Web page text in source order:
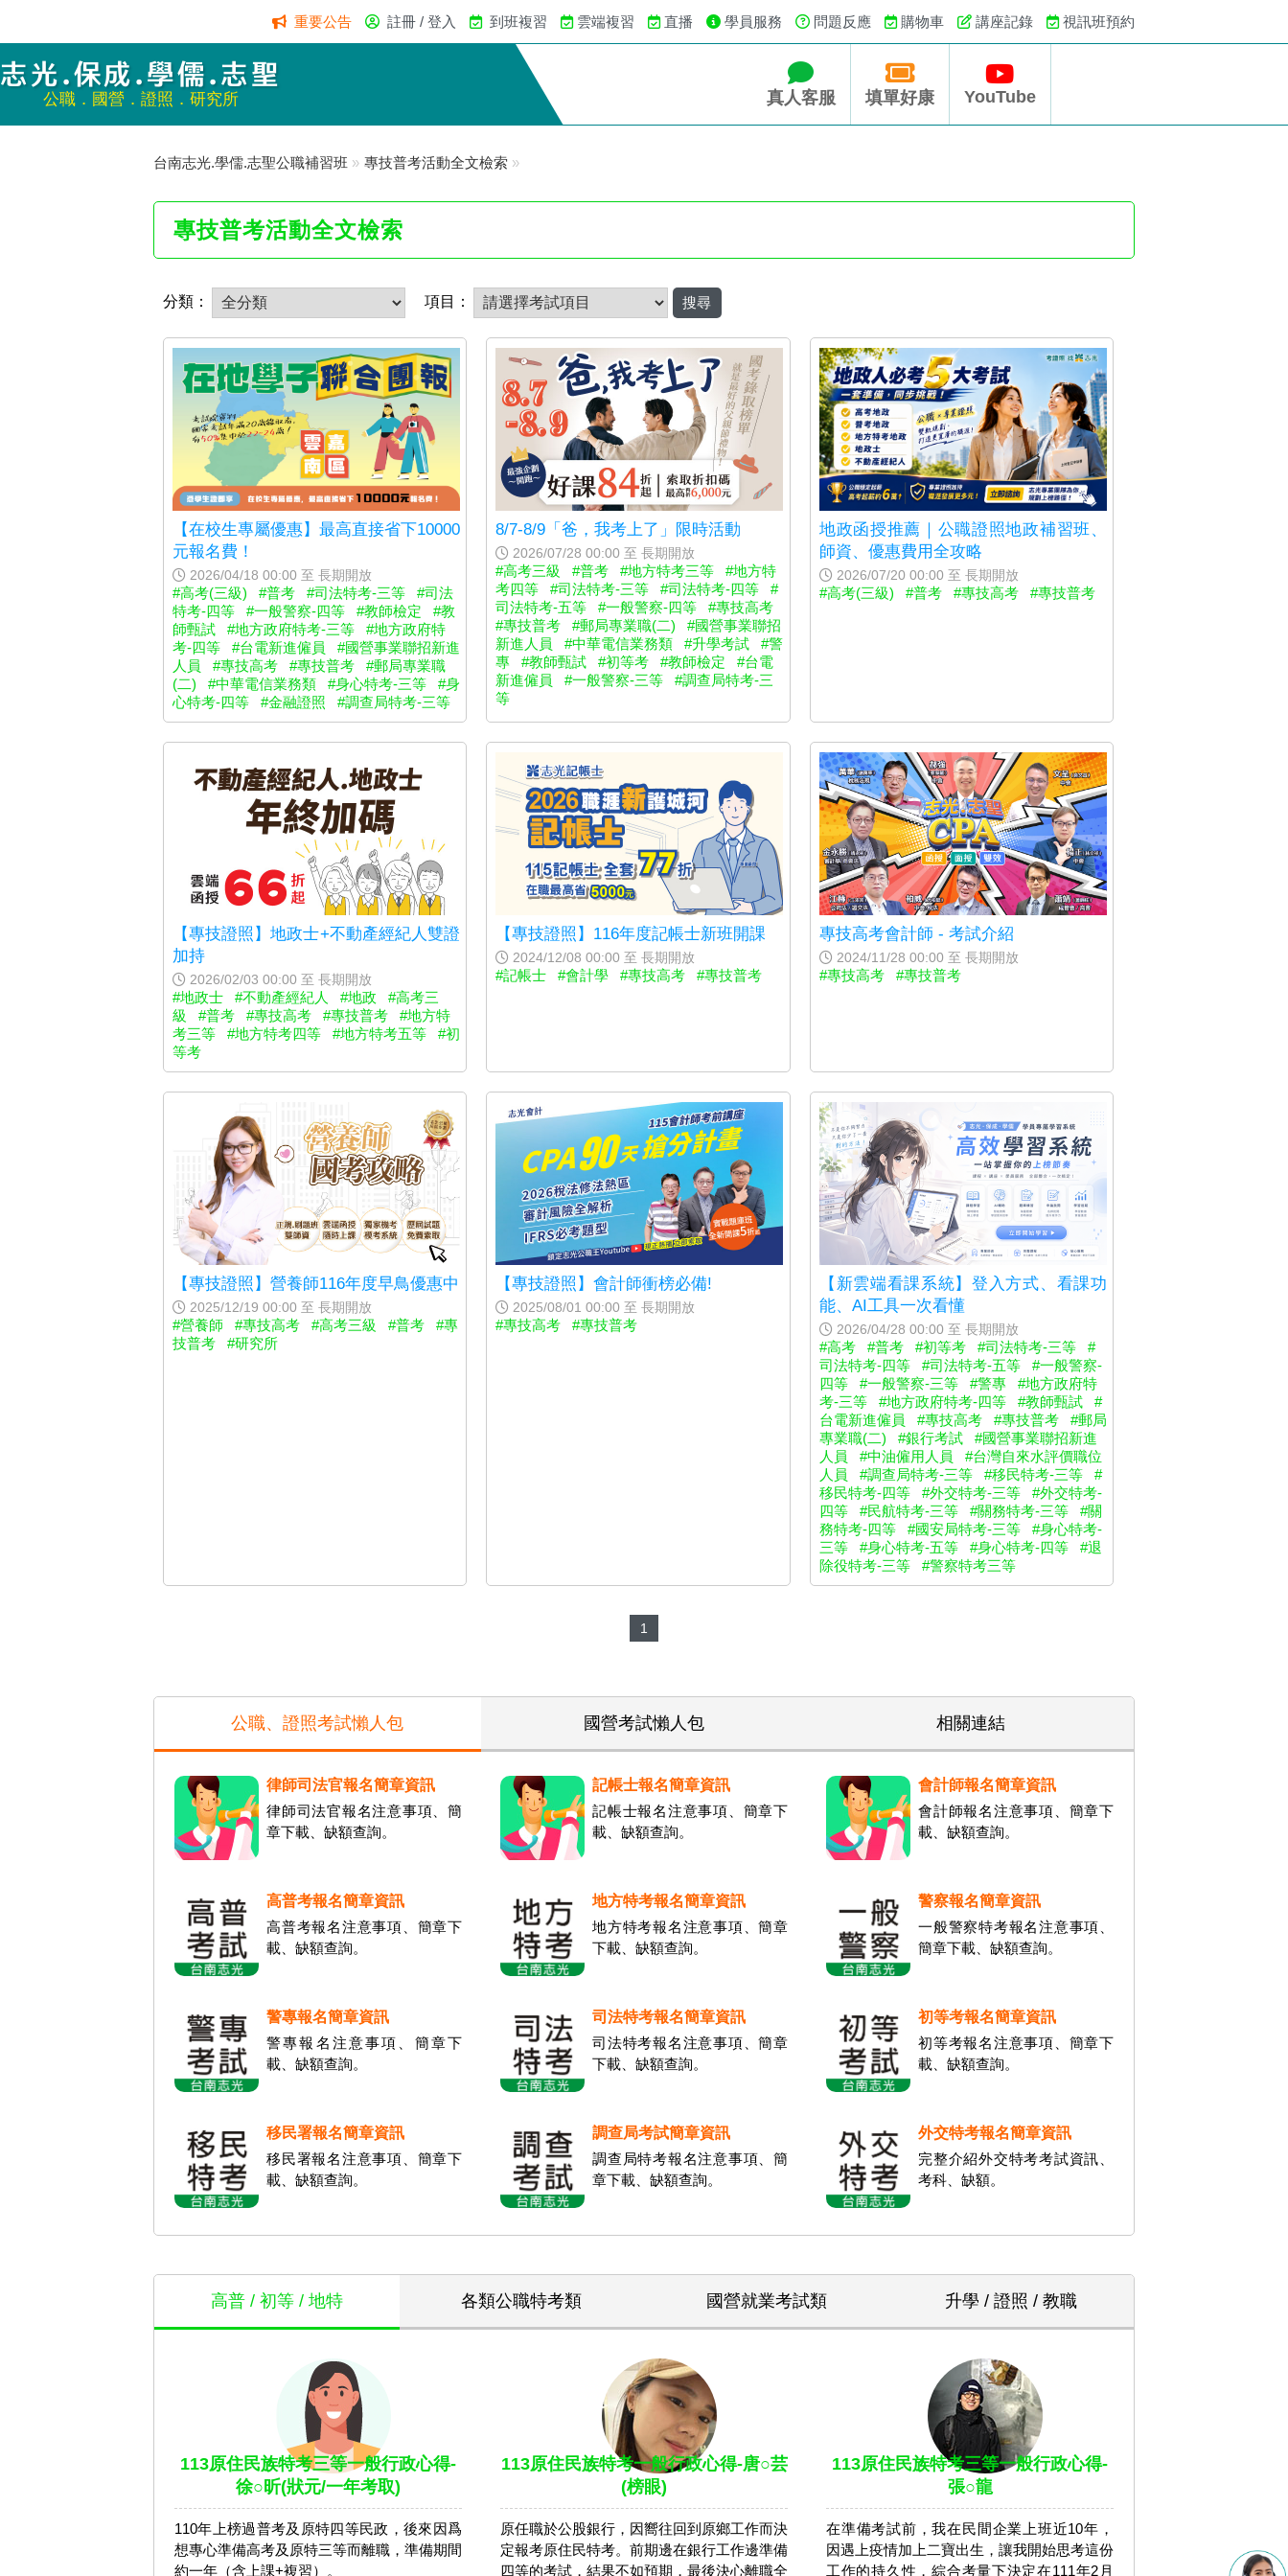
重要公告 註冊 / 登入 到班複習 雲端複習 直播 學員服務 問題反應 購物車 講座記錄 視訊班預約
志光.保成.學儒.志聖
公職．國營．證照．研究所 真人客服 填單好康 YouTube
台南志光.學儒.志聖公職補習班 » 專技普考活動全文檢索 »
專技普考活動全文檢索
分類： 項目：
【在校生專屬優惠】最高直接省下10000
元報名費！
2026/04/18 00:00 至 長期開放
#高考(三級) #普考 #司法特考-三等
#司法
特考-四等
#一般警察-四等 #教師檢定
#教
師甄試
#地方政府特考-三等
#地方政府特
考-四等
#台電新進僱員
#國營事業聯招新進
人員
#專技高考 #專技普考
#郵局專業職
(二)
#中華電信業務類 #身心特考-三等
#身
心特考-四等
#金融證照 #調查局特考-三等
8/7-8/9「爸，我考上了」限時活動
2026/07/28 00:00 至 長期開放
#高考三級 #普考 #地方特考三等
#地方特
考四等
#司法特考-三等 #司法特考-四等
#
司法特考-五等
#一般警察-四等
#專技高考
#專技普考
#郵局專業職(二)
#國營事業聯招
新進人員
#中華電信業務類 #升學考試
#警
專
#教師甄試 #初等考 #教師檢定
#台電
新進僱員
#一般警察-三等
#調查局特考-三
等
地政函授推薦｜公職證照地政補習班、
師資、優惠費用全攻略
2026/07/20 00:00 至 長期開放
#高考(三級) #普考 #專技高考 #專技普考
【專技證照】地政士+不動產經紀人雙證
加持
2026/02/03 00:00 至 長期開放
#地政士 #不動產經紀人 #地政
#高考三
級
#普考 #專技高考 #專技普考
#地方特
考三等
#地方特考四等 #地方特考五等
#初
等考
【專技證照】116年度記帳士新班開課
2024/12/08 00:00 至 長期開放
#記帳士 #會計學 #專技高考 #專技普考
專技高考會計師 - 考試介紹
2024/11/28 00:00 至 長期開放
#專技高考 #專技普考
【專技證照】營養師116年度早鳥優惠中
2025/12/19 00:00 至 長期開放
#營養師 #專技高考 #高考三級 #普考
#專
技普考
#研究所
【專技證照】會計師衝榜必備!
2025/08/01 00:00 至 長期開放
#專技高考 #專技普考
【新雲端看課系統】登入方式、看課功
能、AI工具一次看懂
2026/04/28 00:00 至 長期開放
#高考 #普考 #初等考 #司法特考-三等
#
司法特考-四等
#司法特考-五等
#一般警察-
四等
#一般警察-三等 #警專
#地方政府特
考-三等
#地方政府特考-四等 #教師甄試
#
台電新進僱員
#專技高考 #專技普考
#郵局
專業職(二)
#銀行考試
#國營事業聯招新進
人員
#中油僱用人員
#台灣自來水評價職位
人員
#調查局特考-三等 #移民特考-三等
#
移民特考-四等
#外交特考-三等
#外交特考-
四等
#民航特考-三等 #關務特考-三等
#關
務特考-四等
#國安局特考-三等
#身心特考-
三等
#身心特考-五等 #身心特考-四等
#退
除役特考-三等
#警察特考三等
1
公職、證照考試懶人包 國營考試懶人包 相關連結
律師司法官報名簡章資訊
律師司法官報名注意事項、簡
章下載、缺額查詢。
記帳士報名簡章資訊
記帳士報名注意事項、簡章下
載、缺額查詢。
會計師報名簡章資訊
會計師報名注意事項、簡章下
載、缺額查詢。
高普考報名簡章資訊
高普考報名注意事項、簡章下
載、缺額查詢。
地方特考報名簡章資訊
地方特考報名注意事項、簡章
下載、缺額查詢。
警察報名簡章資訊
一般警察特考報名注意事項、
簡章下載、缺額查詢。
警專報名簡章資訊
警專報名注意事項、簡章下
載、缺額查詢。
司法特考報名簡章資訊
司法特考報名注意事項、簡章
下載、缺額查詢。
初等考報名簡章資訊
初等考報名注意事項、簡章下
載、缺額查詢。
移民署報名簡章資訊
移民署報名注意事項、簡章下
載、缺額查詢。
調查局考試簡章資訊
調查局特考報名注意事項、簡
章下載、缺額查詢。
外交特考報名簡章資訊
完整介紹外交特考考試資訊、
考科、缺額。
高普 / 初等 / 地特 各類公職特考類 國營就業考試類 升學 / 證照 / 教職
113原住民族特考三等一般行政心得-
徐○昕(狀元/一年考取)
110年上榜過普考及原特四等民政，後來因爲
想專心準備高考及原特三等而離職，準備期間
約一年（含上課+複習）。
113原住民族特考一般行政心得-唐○芸
(榜眼)
原任職於公股銀行，因嚮往回到原鄉工作而決
定報考原住民特考。前期邊在銀行工作邊準備
四等的考試，結果不如預期，最後決心離職全
113原住民族特考三等一般行政心得-
張○龍
在準備考試前，我在民間企業上班近10年，
因遇上疫情加上二寶出生，讓我開始思考這份
工作的持久性，綜合考量下決定在111年2月